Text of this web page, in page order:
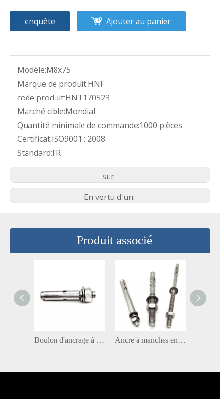
enquête Ajouter au panier
Modèle:M8x75
Marque de produit:HNF
code produit:HNT170523
Marché cible:Mondial
Quantité minimale de commande:1000 pièces
Certificat:ISO9001 : 2008
Standard:FR
sur:
En vertu d'un:
Produit associé
Boulon d'ancrage à expansion en acier inoxydable Ancre à manches en acier inoxydable Ancre de coin mur à rideau pour le revêtement en pierre Fixation d'angle de marbre